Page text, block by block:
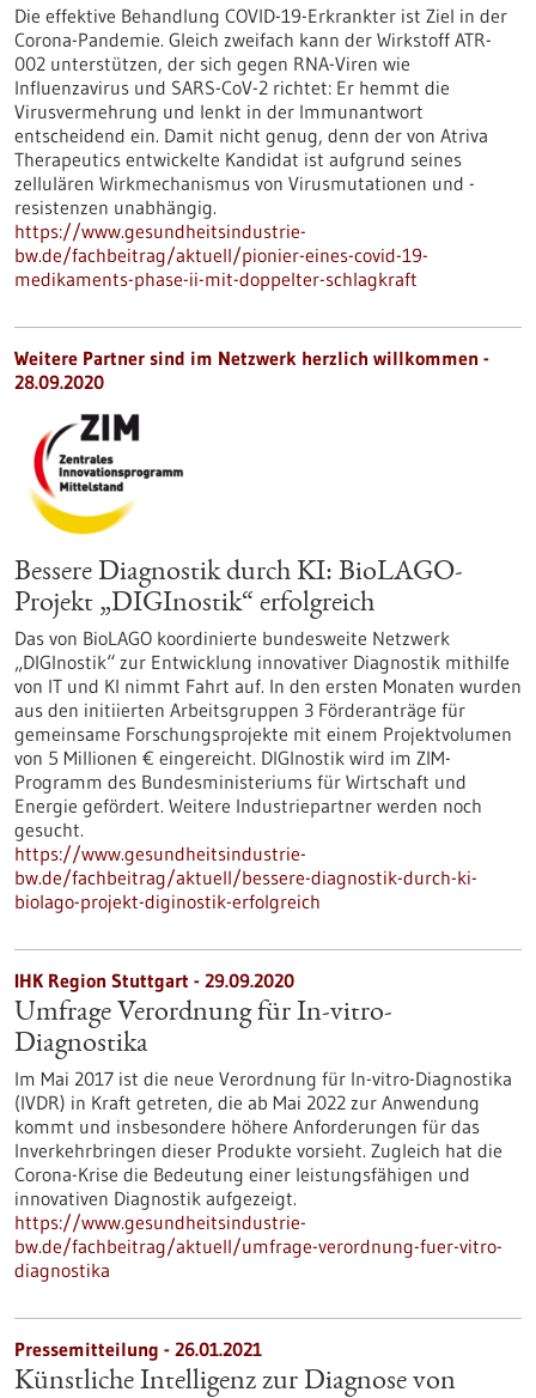
Die effektive Behandlung COVID-19-Erkrankter ist Ziel in der
Corona-Pandemie. Gleich zweifach kann der Wirkstoff ATR-
002 unterstützen, der sich gegen RNA-Viren wie
Influenzavirus und SARS-CoV-2 richtet: Er hemmt die
Virusvermehrung und lenkt in der Immunantwort
entscheidend ein. Damit nicht genug, denn der von Atriva
Therapeutics entwickelte Kandidat ist aufgrund seines
zellulären Wirkmechanismus von Virusmutationen und -
resistenzen unabhängig.
https://www.gesundheitsindustrie-
bw.de/fachbeitrag/aktuell/pionier-eines-covid-19-
medikaments-phase-ii-mit-doppelter-schlagkraft
Weitere Partner sind im Netzwerk herzlich willkommen -
28.09.2020
Bessere Diagnostik durch KI: BioLAGO-
Projekt „DIGInostik“ erfolgreich
Das von BioLAGO koordinierte bundesweite Netzwerk
„DIGInostik“ zur Entwicklung innovativer Diagnostik mithilfe
von IT und KI nimmt Fahrt auf. In den ersten Monaten wurden
aus den initiierten Arbeitsgruppen 3 Förderanträge für
gemeinsame Forschungsprojekte mit einem Projektvolumen
von 5 Millionen € eingereicht. DIGInostik wird im ZIM-
Programm des Bundesministeriums für Wirtschaft und
Energie gefördert. Weitere Industriepartner werden noch
gesucht.
https://www.gesundheitsindustrie-
bw.de/fachbeitrag/aktuell/bessere-diagnostik-durch-ki-
biolago-projekt-diginostik-erfolgreich
IHK Region Stuttgart - 29.09.2020
Umfrage Verordnung für In-vitro-
Diagnostika
Im Mai 2017 ist die neue Verordnung für In-vitro-Diagnostika
(IVDR) in Kraft getreten, die ab Mai 2022 zur Anwendung
kommt und insbesondere höhere Anforderungen für das
Inverkehrbringen dieser Produkte vorsieht. Zugleich hat die
Corona-Krise die Bedeutung einer leistungsfähigen und
innovativen Diagnostik aufgezeigt.
https://www.gesundheitsindustrie-
bw.de/fachbeitrag/aktuell/umfrage-verordnung-fuer-vitro-
diagnostika
Pressemitteilung - 26.01.2021
Künstliche Intelligenz zur Diagnose von